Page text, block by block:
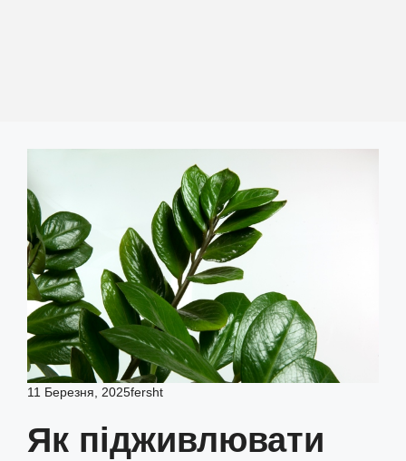
11 Березня, 2025fersht
Як підживлювати